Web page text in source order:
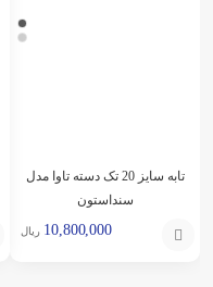
تابه سایز 20 تک دسته تاوا مدل
سنداستون
10,800,000 ریال